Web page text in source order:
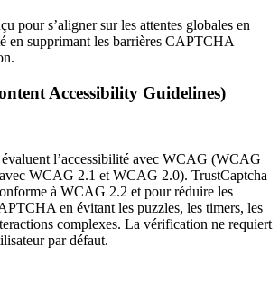
pour s’aligner sur les attentes globales en
en supprimant les barrières CAPTCHA
Accessibility Guidelines)
évaluent l’accessibilité avec WCAG (WCAG
WCAG 2.1 et WCAG 2.0). TrustCaptcha
à WCAG 2.2 et pour réduire les
en évitant les puzzles, les timers, les
complexes. La vérification ne requiert
par défaut.